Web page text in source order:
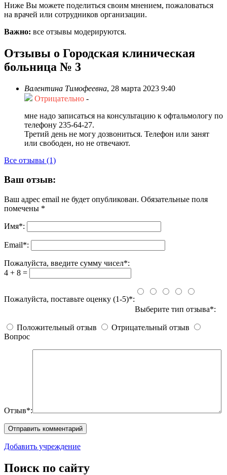
Ниже Вы можете поделиться своим мнением, пожаловаться
на врачей или сотрудников организации.
Важно: все отзывы модерируются.
Отзывы о Городская клиническая
больница № 3
Валентина Тимофеевна, 28 марта 2023 9:40
Отрицательно -
мне надо записаться на консультацию к офтальмологу по
телефону 235-64-27.
Третий день не могу дозвониться. Телефон или занят
или свободен, но не отвечают.
Все отзывы (1)
Ваш отзыв:
Ваш адрес email не будет опубликован. Обязательные поля
помечены *
Имя*:
Email*:
Пожалуйста, введите сумму чисел*:
4 + 8 =
Пожалуйста, поставьте оценку (1-5)*:
Выберите тип отзыва*:
Положительный отзыв
Отрицательный отзыв
Вопрос
Отзыв*:
Добавить учреждение
Поиск по сайту